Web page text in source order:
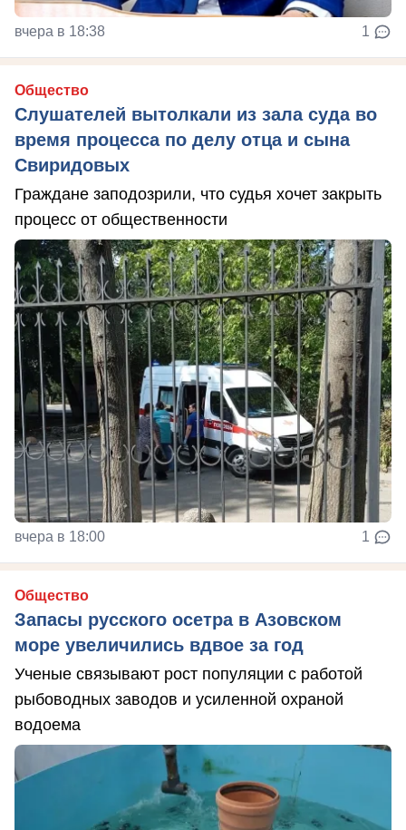
вчера в 18:38 1
Общество
Слушателей вытолкали из зала суда во
время процесса по делу отца и сына
Свиридовых
Граждане заподозрили, что судья хочет закрыть
процесс от общественности
вчера в 18:00 1
Общество
Запасы русского осетра в Азовском
море увеличились вдвое за год
Ученые связывают рост популяции с работой
рыбоводных заводов и усиленной охраной
водоема